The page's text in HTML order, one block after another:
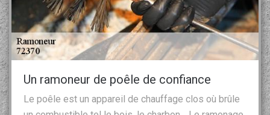
Un ramoneur de poêle de confiance
Le poêle est un appareil de chauffage clos où brûle